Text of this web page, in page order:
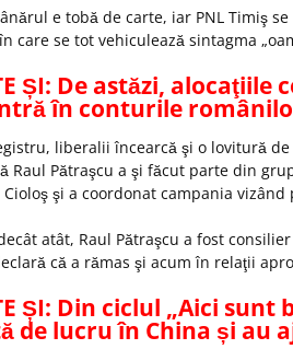
e tobă de carte, iar PNL Timiş
care se tot vehiculează sintagma
ȘI: De astăzi,
în conturile
liberalii încearcă şi o lovitură
Raul Pătraşcu a şi făcut parte din
Cioloş şi a coordonat campania
atât, Raul Pătraşcu a fost
că a rămas şi acum în relaţii
ȘI: Din ciclul „Aici
de lucru în China și au